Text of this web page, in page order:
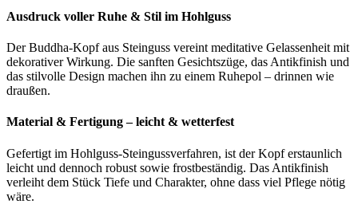
Ausdruck voller Ruhe & Stil im Hohlguss
Der Buddha-Kopf aus Steinguss vereint meditative Gelassenheit mit
dekorativer Wirkung. Die sanften Gesichtszüge, das Antikfinish und
das stilvolle Design machen ihn zu einem Ruhepol – drinnen wie
draußen.
Material & Fertigung – leicht & wetterfest
Gefertigt im Hohlguss-Steingussverfahren, ist der Kopf erstaunlich
leicht und dennoch robust sowie frostbeständig. Das Antikfinish
verleiht dem Stück Tiefe und Charakter, ohne dass viel Pflege nötig
wäre.